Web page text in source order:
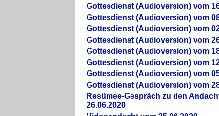
Gottesdienst (Audioversion) vom
Gottesdienst (Audioversion) vom
Gottesdienst (Audioversion) vom
Gottesdienst (Audioversion) vom
Gottesdienst (Audioversion) vom
Gottesdienst (Audioversion) vom
Gottesdienst (Audioversion) vom
Gottesdienst (Audioversion) vom
Re­sü­mee-Gespräch zu den
26.06.2020